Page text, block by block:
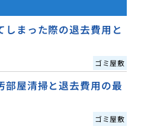
しまった際の退去費用と
ゴミ屋敷
部屋清掃と退去費用の最
ゴミ屋敷